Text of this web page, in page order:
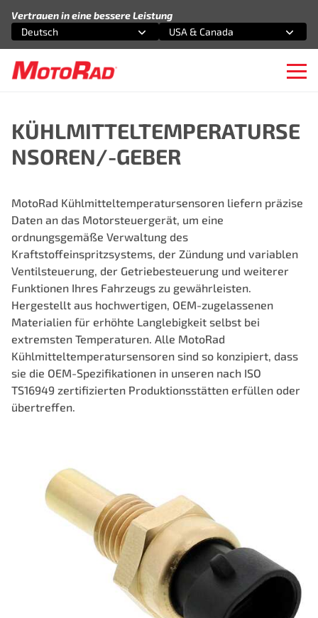
Vertrauen in eine bessere Leistung
Wählen Sie eine Option
Deutsch
Wählen Sie eine Option
USA & Canada
KÜHLMITTELTEMPERATURSE
NSOREN/-GEBER
MotoRad Kühlmitteltemperatursensoren liefern präzise
Daten an das Motorsteuergerät, um eine
ordnungsgemäße Verwaltung des
Kraftstoffeinspritzsystems, der Zündung und variablen
Ventilsteuerung, der Getriebesteuerung und weiterer
Funktionen Ihres Fahrzeugs zu gewährleisten.
Hergestellt aus hochwertigen, OEM-zugelassenen
Materialien für erhöhte Langlebigkeit selbst bei
extremsten Temperaturen. Alle MotoRad
Kühlmitteltemperatursensoren sind so konzipiert, dass
sie die OEM-Spezifikationen in unseren nach ISO
TS16949 zertifizierten Produktionsstätten erfüllen oder
übertreffen.